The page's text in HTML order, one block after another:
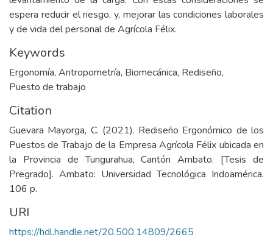
espera reducir el riesgo, y, mejorar las condiciones laborales
y de vida del personal de Agrícola Félix.
Keywords
Ergonomía, Antropometría, Biomecánica, Rediseño,
Puesto de trabajo
Citation
Guevara Mayorga, C. (2021). Rediseño Ergonómico de los
Puestos de Trabajo de la Empresa Agrícola Félix ubicada en
la Provincia de Tungurahua, Cantón Ambato. [Tesis de
Pregrado]. Ambato: Universidad Tecnológica Indoamérica.
106 p.
URI
https://hdl.handle.net/20.500.14809/2665